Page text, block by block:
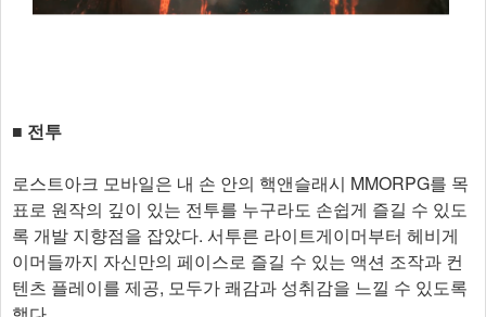
■ 전투
로스트아크 모바일은 내 손 안의 핵앤슬래시 MMORPG를 목
표로 원작의 깊이 있는 전투를 누구라도 손쉽게 즐길 수 있도
록 개발 지향점을 잡았다. 서투른 라이트게이머부터 헤비게
이머들까지 자신만의 페이스로 즐길 수 있는 액션 조작과 컨
텐츠 플레이를 제공, 모두가 쾌감과 성취감을 느낄 수 있도록